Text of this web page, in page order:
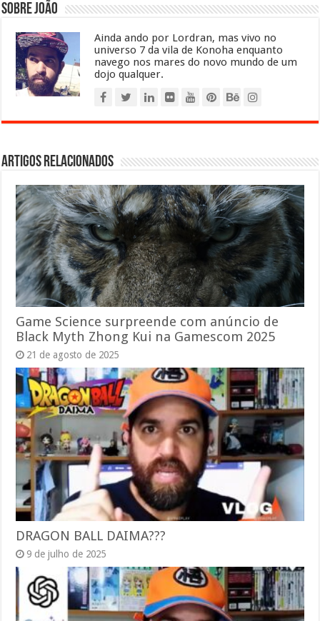
Sobre João
Ainda ando por Lordran, mas vivo no
universo 7 da vila de Konoha enquanto
navego nos mares do novo mundo de um
dojo qualquer.
Artigos relacionados
Game Science surpreende com anúncio de
Black Myth Zhong Kui na Gamescom 2025
21 de agosto de 2025
DRAGON BALL DAIMA???
9 de julho de 2025